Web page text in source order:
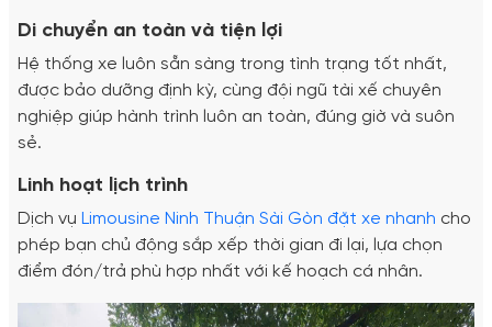
Di chuyển an toàn và tiện lợi
Hệ thống xe luôn sẵn sàng trong tình trạng tốt nhất,
được bảo dưỡng định kỳ, cùng đội ngũ tài xế chuyên
nghiệp giúp hành trình luôn an toàn, đúng giờ và suôn
sẻ.
Linh hoạt lịch trình
Dịch vụ Limousine Ninh Thuận Sài Gòn đặt xe nhanh cho
phép bạn chủ động sắp xếp thời gian đi lại, lựa chọn
điểm đón/trả phù hợp nhất với kế hoạch cá nhân.